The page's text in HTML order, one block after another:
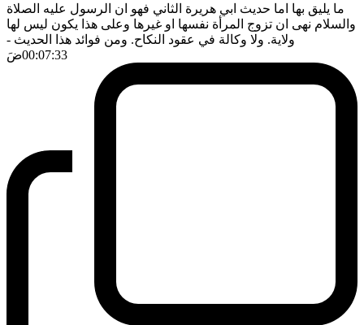
ما يليق بها اما حديث ابي هريرة الثاني فهو ان الرسول عليه الصلاة
والسلام نهى ان تزوج المرأة نفسها او غيرها وعلى هذا يكون ليس لها
ولاية. ولا وكالة في عقود النكاح. ومن فوائد هذا الحديث -
00:07:33ضَ